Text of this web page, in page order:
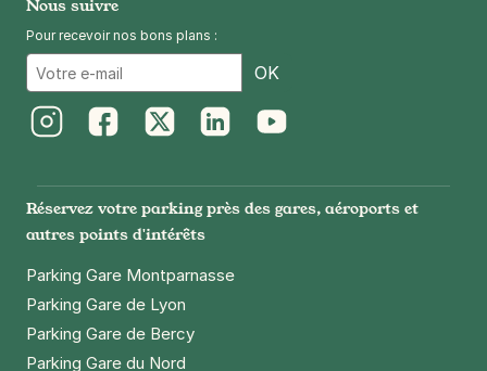
Nous suivre
Pour recevoir nos bons plans :
OK
Réservez votre parking près des gares, aéroports et
autres points d'intérêts
Parking Gare Montparnasse
Parking Gare de Lyon
Parking Gare de Bercy
Parking Gare du Nord